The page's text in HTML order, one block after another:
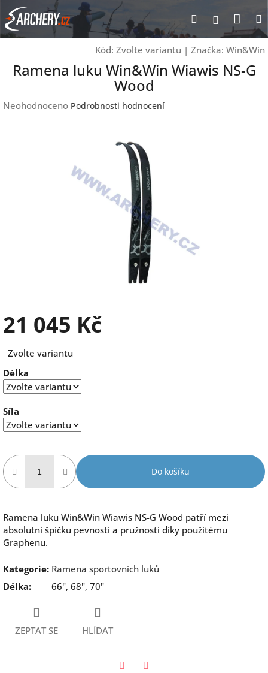
Přejít
na
obsah
Hledat
Kód: Zvolte variantu | Značka: Win&Win
Ramena luku Win&Win Wiawis NS-G
Wood
Průměrné
Neohodnoceno Podrobnosti hodnocení
21 045 Kč
cena:
Zvolte variantu
Délka
Síla
Do košíku
Ramena luku Win&Win Wiawis NS-G Wood patří mezi
absolutní špičku pevnosti a pružnosti díky použitému
Graphenu.
Kategorie: Ramena sportovních luků
Délka: 66", 68", 70"
ZEPTAT SE HLÍDAT